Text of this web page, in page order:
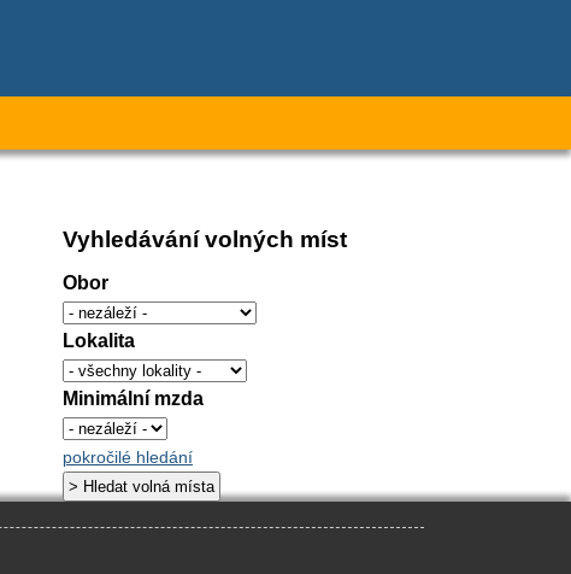
Vyhledávání volných míst
Obor
Lokalita
Minimální mzda
pokročilé hledání